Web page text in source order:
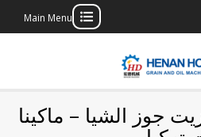
Main Menu
مصنع إنتاج
جوز الشيا – ماكينا